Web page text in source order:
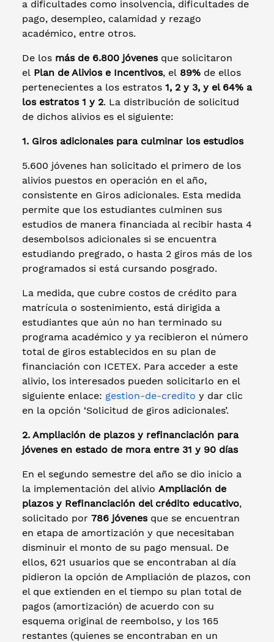
a dificultades como insolvencia, dificultades de
pago, desempleo, calamidad y rezago
académico, entre otros.
De los más de 6.800 jóvenesque solicitaron
el Plan de Alivios e Incentivos, el 89% de ellos
pertenecientes a los estratos 1, 2 y 3, y el 64% a
los estratos 1 y 2. La distribución de solicitud
de dichos alivios es el siguiente:
1. Giros adicionales para culminar los estudios
5.600 jóvenes han solicitado el primero de los
alivios puestos en operación en el año,
consistente en Giros adicionales. Esta medida
permite que los estudiantes culminen sus
estudios de manera financiada al recibir hasta 4
desembolsos adicionales si se encuentra
estudiando pregrado, o hasta 2 giros más de los
programados si está cursando posgrado.
La medida, que cubre costos de crédito para
matrícula o sostenimiento, está dirigida a
estudiantes que aún no han terminado su
programa académico y ya recibieron el número
total de giros establecidos en su plan de
financiación con ICETEX. Para acceder a este
alivio, los interesados pueden solicitarlo en el
siguiente enlace: gestion-de-credito y dar clic
en la opción ‘Solicitud de giros adicionales’.
2. Ampliación de plazos y refinanciación para
jóvenes en estado de mora entre 31 y 90 días
En el segundo semestre del año se dio inicio a
la implementación del alivio Ampliación de
plazos y Refinanciación del crédito educativo,
solicitado por 786 jóvenesque se encuentran
en etapa de amortización y que necesitaban
disminuir el monto de su pago mensual. De
ellos, 621 usuarios que se encontraban al día
pidieron la opción de Ampliación de plazos, con
el que extienden en el tiempo su plan total de
pagos (amortización) de acuerdo con su
esquema original de reembolso, y los 165
restantes (quienes se encontraban en un